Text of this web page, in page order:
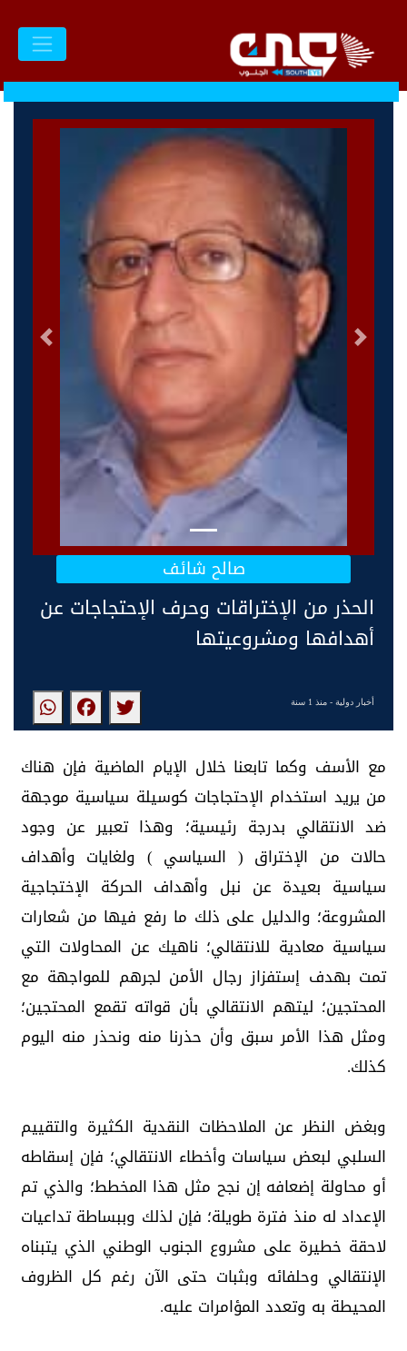
التالى السابق
صالح شائف
الحذر من الإختراقات وحرف الإحتجاجات عن
أهدافها ومشروعيتها
أخبار دولية- منذ 1 سنة
مع الأسف وكما تابعنا خلال الإيام الماضية فإن هناك
من يريد استخدام الإحتجاجات كوسيلة سياسية موجهة
ضد الانتقالي بدرجة رئيسية؛ وهذا تعبير عن وجود
حالات من الإختراق ( السياسي ) ولغايات وأهداف
سياسية بعيدة عن نبل وأهداف الحركة الإختجاجية
المشروعة؛ والدليل على ذلك ما رفع فيها من شعارات
سياسية معادية للانتقالي؛ ناهيك عن المحاولات التي
تمت بهدف إستفزاز رجال الأمن لجرهم للمواجهة مع
المحتجين؛ ليتهم الانتقالي بأن قواته تقمع المحتجين؛
ومثل هذا الأمر سبق وأن حذرنا منه ونحذر منه اليوم
كذلك.
وبغض النظر عن الملاحظات النقدية الكثيرة والتقييم
السلبي لبعض سياسات وأخطاء الانتقالي؛ فإن إسقاطه
أو محاولة إضعافه إن نجح مثل هذا المخطط؛ والذي تم
الإعداد له منذ فترة طويلة؛ فإن لذلك وببساطة تداعيات
لاحقة خطيرة على مشروع الجنوب الوطني الذي يتبناه
الإنتقالي وحلفائه وبثبات حتى الآن رغم كل الظروف
المحيطة به وتعدد المؤامرات عليه.